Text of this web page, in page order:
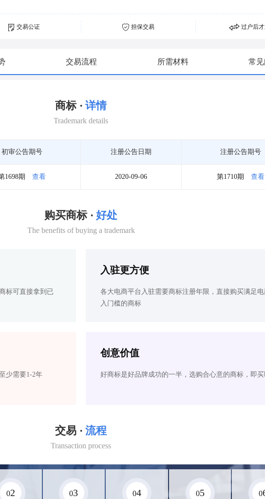
交易公证 担保交易 过户后
交易流程 所需材料 常
商标 · 详情
Trademark details
初审公告期号 注册公告日期 注册公告期号
1698期 查看 2020-09-06 第1710期 查看
购买商标 · 好处
The benefits of buying a trademark
标可直接拿到已
入驻更方便
各大电商平台入驻需要商标注册年限，直接购买满足
入门槛的商标
少需要1-2年
创意价值
好商标是好品牌成功的一半，选购合心意的商标，即买
交易 · 流程
Transaction process
02 03 04 05 0